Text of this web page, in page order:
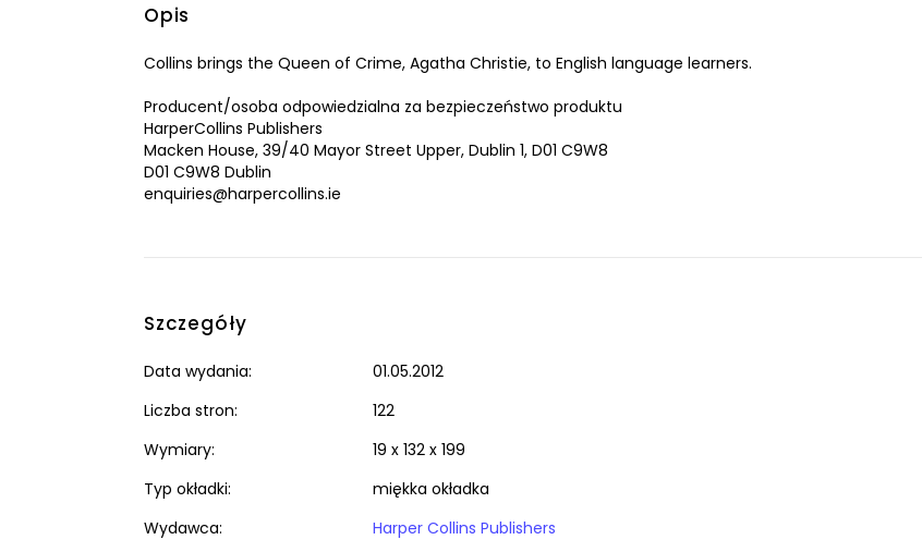
Opis
Collins brings the Queen of Crime, Agatha Christie, to English language learners.
Producent/osoba odpowiedzialna za bezpieczeństwo produktu
HarperCollins Publishers
Macken House, 39/40 Mayor Street Upper, Dublin 1, D01 C9W8
D01 C9W8 Dublin
enquiries@harpercollins.ie
Szczegóły
Data wydania:
01.05.2012
Liczba stron:
122
Wymiary:
19 x 132 x 199
Typ okładki:
miękka okładka
Wydawca:
Harper Collins Publishers